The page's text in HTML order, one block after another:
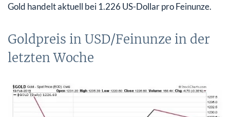
Gold handelt aktuell bei 1.226 US-Dollar pro Feinunze.
Goldpreis in USD/Feinunze in der
letzten Woche